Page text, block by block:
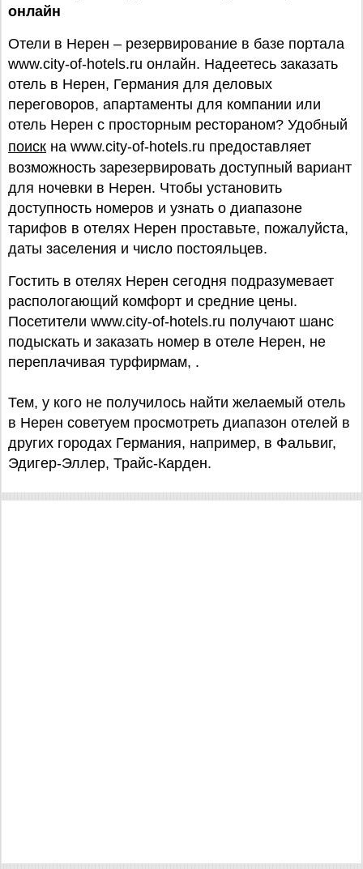
онлайн
Отели в Нерен – резервирование в базе портала
www.city-of-hotels.ru онлайн. Надеетесь заказать
отель в Нерен, Германия для деловых
переговоров, апартаменты для компании или
отель Нерен с просторным рестораном? Удобный
поиск на www.city-of-hotels.ru предоставляет
возможность зарезервировать доступный вариант
для ночевки в Нерен. Чтобы установить
доступность номеров и узнать о диапазоне
тарифов в отелях Нерен проставьте, пожалуйста,
даты заселения и число постояльцев.
Гостить в отелях Нерен сегодня подразумевает
распологающий комфорт и средние цены.
Посетители www.city-of-hotels.ru получают шанс
подыскать и заказать номер в отеле Нерен, не
переплачивая турфирмам, .
Тем, у кого не получилось найти желаемый отель
в Нерен советуем просмотреть диапазон отелей в
других городах Германия, например, в Фальвиг,
Эдигер-Эллер, Трайс-Карден.